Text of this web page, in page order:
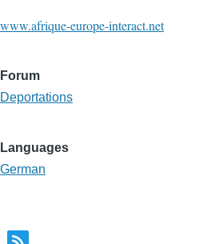
www.afrique-europe-interact.net
Forum
Deportations
Languages
German